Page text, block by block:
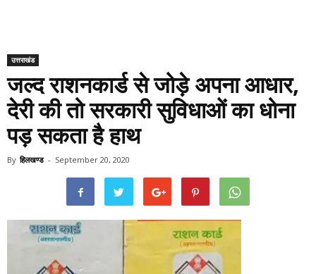
उत्तराखंड
जल्द राशनकार्ड से जोड़े अपना आधार,
देरी की तो सरकारी सुविधाओं का धोना
पड़ सकता है हाथ
By हिलखण्ड - September 20, 2020